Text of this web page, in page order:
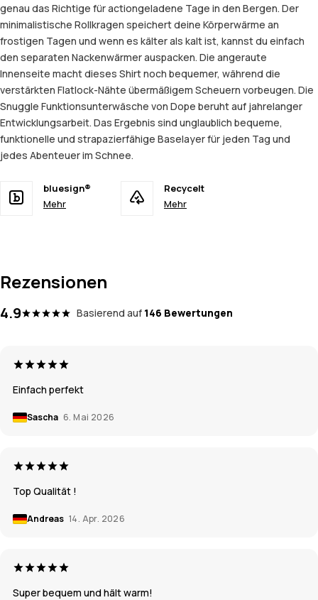
genau das Richtige für actiongeladene Tage in den Bergen. Der
minimalistische Rollkragen speichert deine Körperwärme an
frostigen Tagen und wenn es kälter als kalt ist, kannst du einfach
den separaten Nackenwärmer auspacken. Die angeraute
Innenseite macht dieses Shirt noch bequemer, während die
verstärkten Flatlock-Nähte übermäßigem Scheuern vorbeugen. Die
Snuggle Funktionsunterwäsche von Dope beruht auf jahrelanger
Entwicklungsarbeit. Das Ergebnis sind unglaublich bequeme,
funktionelle und strapazierfähige Baselayer für jeden Tag und
jedes Abenteuer im Schnee.
bluesign®
Mehr
Recycelt
Mehr
Rezensionen
4.9 Basierend auf 146 Bewertungen
Einfach perfekt
Sascha 6. Mai 2026
Top Qualität !
Andreas 14. Apr. 2026
Super bequem und hält warm!